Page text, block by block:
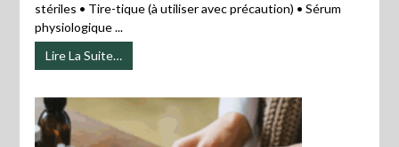
stériles • Tire-tique (à utiliser avec précaution) • Sérum
physiologique ...
Lire La Suite…